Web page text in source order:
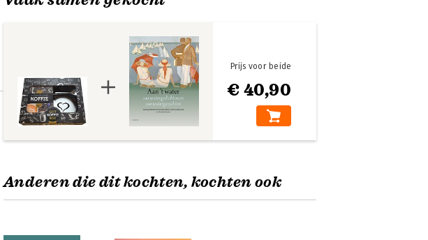
€ 40,90
Prijs voor beide
Anderen die dit kochten, kochten ook